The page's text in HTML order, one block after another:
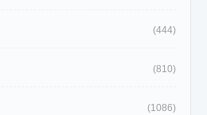
(444)
(810)
(1086)